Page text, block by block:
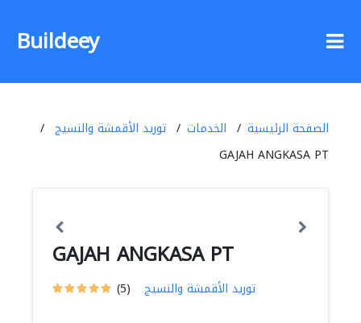
Buildeey
الصفحة الرئيسية الخدمات
توريد الأقمشة والنسيج
GAJAH ANGKASA PT
GAJAH ANGKASA PT
(5) توريد الأقمشة والنسيج